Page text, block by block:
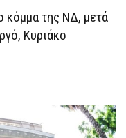
ΒΟΥΛΉΣ
κόμμα της ΝΔ, μετά
Κυριάκο